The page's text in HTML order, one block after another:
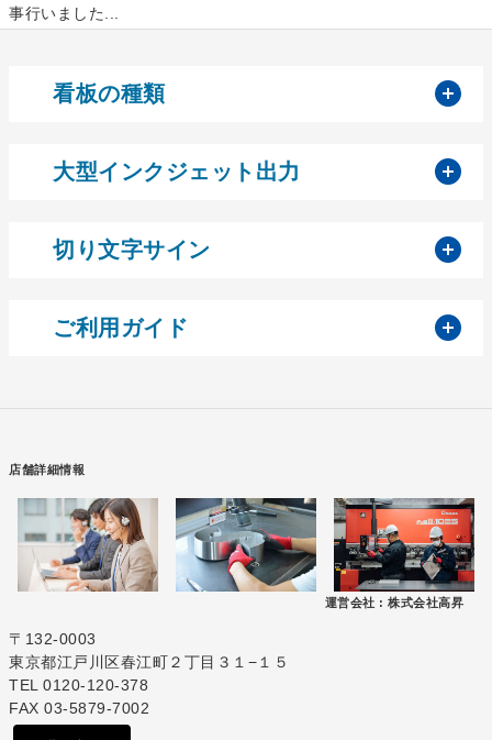
事行いました...
看板の種類
大型インクジェット出力
切り文字サイン
ご利用ガイド
店舗詳細情報
運営会社 : 株式会社高昇
〒132-0003
東京都江戸川区春江町２丁目３１−１５
TEL 0120-120-378
FAX 03-5879-7002